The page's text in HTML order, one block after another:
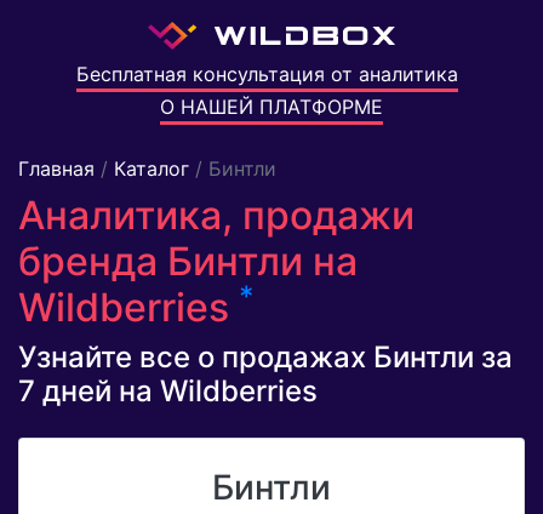
Бесплатная консультация от аналитика
О НАШЕЙ ПЛАТФОРМЕ
Главная / Каталог / Бинтли
Аналитика, продажи
бренда Бинтли на
Wildberries *
Узнайте все о продажах Бинтли за
7 дней на Wildberries
Бинтли